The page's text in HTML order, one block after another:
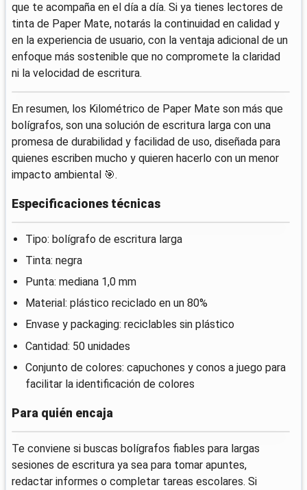
que te acompaña en el día a día. Si ya tienes lectores de
tinta de Paper Mate, notarás la continuidad en calidad y
en la experiencia de usuario, con la ventaja adicional de un
enfoque más sostenible que no compromete la claridad
ni la velocidad de escritura.
En resumen, los Kilométrico de Paper Mate son más que
bolígrafos, son una solución de escritura larga con una
promesa de durabilidad y facilidad de uso, diseñada para
quienes escriben mucho y quieren hacerlo con un menor
impacto ambiental 🎯.
Especificaciones técnicas
Tipo: bolígrafo de escritura larga
Tinta: negra
Punta: mediana 1,0 mm
Material: plástico reciclado en un 80%
Envase y packaging: reciclables sin plástico
Cantidad: 50 unidades
Conjunto de colores: capuchones y conos a juego para
facilitar la identificación de colores
Para quién encaja
Te conviene si buscas bolígrafos fiables para largas
sesiones de escritura ya sea para tomar apuntes,
redactar informes o completar tareas escolares. Si